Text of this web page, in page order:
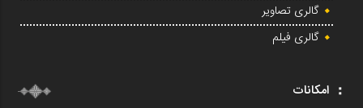
گالری تصاویر
گالری فیلم
امکانات